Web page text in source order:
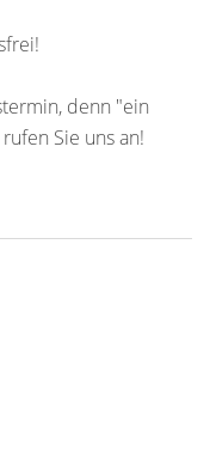
denn "ein
Sie uns an!